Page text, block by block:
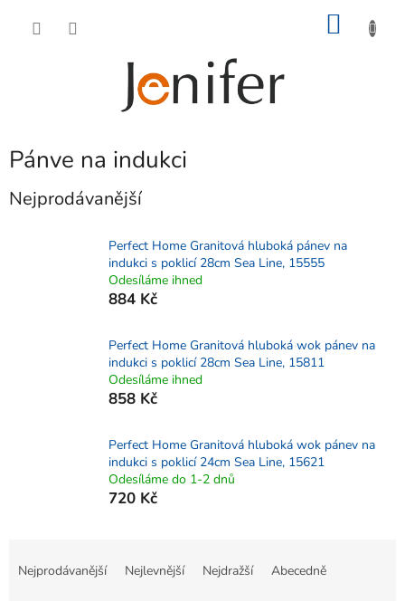
Pánve na indukci
Nejprodávanější
Perfect Home Granitová hluboká pánev na
indukci s poklicí 28cm Sea Line, 15555
Odesíláme ihned
884 Kč
Perfect Home Granitová hluboká wok pánev na
indukci s poklicí 28cm Sea Line, 15811
Odesíláme ihned
858 Kč
Perfect Home Granitová hluboká wok pánev na
indukci s poklicí 24cm Sea Line, 15621
Odesíláme do 1-2 dnů
720 Kč
Nejprodávanější Nejlevnější Nejdražší Abecedně